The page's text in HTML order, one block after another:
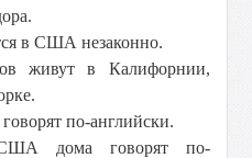
в США незаконно.
живут в Калифорнии,
по-английски.
дома говорят по-